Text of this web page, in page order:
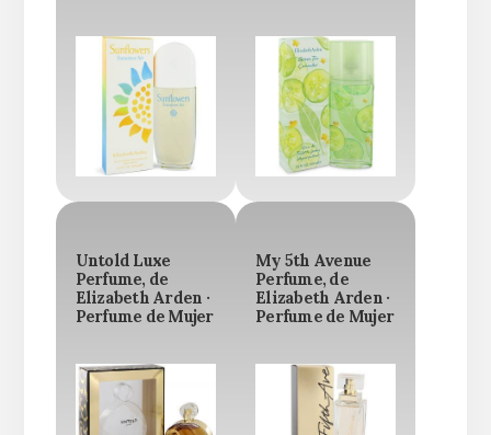
Untold Luxe
Perfume, de
Elizabeth Arden ·
Perfume de Mujer
My 5th Avenue
Perfume, de
Elizabeth Arden ·
Perfume de Mujer